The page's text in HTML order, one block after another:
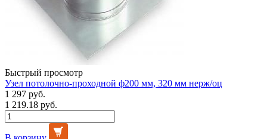
Быстрый просмотр
Узел потолочно-проходной ф200 мм, 320 мм нерж/оц
1 297 руб.
1 219.18 руб.